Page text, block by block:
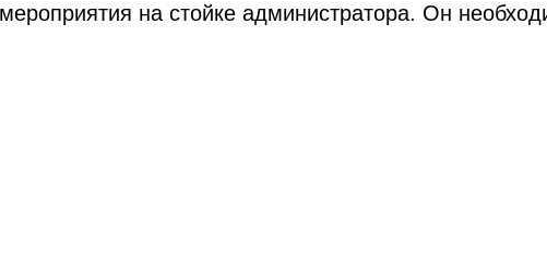
на стойке администратора. Он